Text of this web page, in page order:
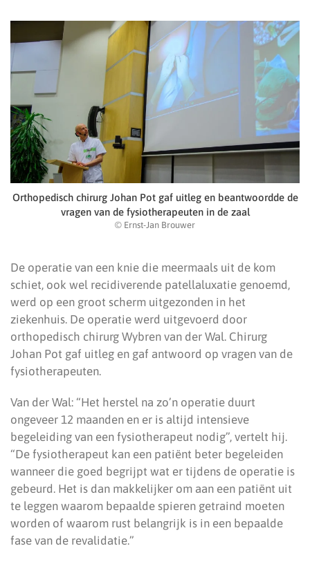
Orthopedisch chirurg Johan Pot gaf uitleg en beantwoordde de
vragen van de fysiotherapeuten in de zaal
© Ernst-Jan Brouwer
De operatie van een knie die meermaals uit de kom
schiet, ook wel recidiverende patellaluxatie genoemd,
werd op een groot scherm uitgezonden in het
ziekenhuis. De operatie werd uitgevoerd door
orthopedisch chirurg Wybren van der Wal. Chirurg
Johan Pot gaf uitleg en gaf antwoord op vragen van de
fysiotherapeuten.
Van der Wal: “Het herstel na zo’n operatie duurt
ongeveer 12 maanden en er is altijd intensieve
begeleiding van een fysiotherapeut nodig”, vertelt hij.
“De fysiotherapeut kan een patiënt beter begeleiden
wanneer die goed begrijpt wat er tijdens de operatie is
gebeurd. Het is dan makkelijker om aan een patiënt uit
te leggen waarom bepaalde spieren getraind moeten
worden of waarom rust belangrijk is in een bepaalde
fase van de revalidatie.”